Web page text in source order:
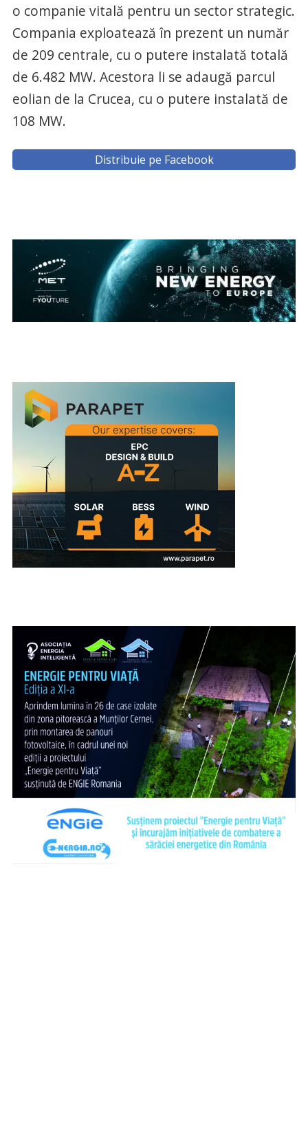
o companie vitală pentru un sector strategic.
Compania exploatează în prezent un număr
de 209 centrale, cu o putere instalată totală
de 6.482 MW. Acestora li se adaugă parcul
eolian de la Crucea, cu o putere instalată de
108 MW.
Distribuie pe Facebook